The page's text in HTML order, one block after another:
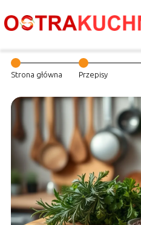
Strona główna Przepisy